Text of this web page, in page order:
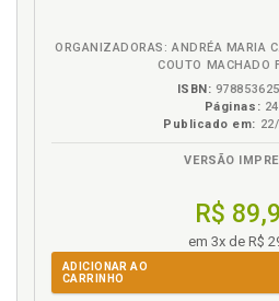
estados limites, p. 94
Klein. Melanie Klein.
Limite. Impossível
limites: explorando as
p. 77
ORGANIZADORAS: ANDRÉA MARIA
COUTO MACHADO
ISBN:
Páginas:
Publicado em:
VERSÃO
R$
em 3x de R$
ADICIONAR AO
CARRINHO